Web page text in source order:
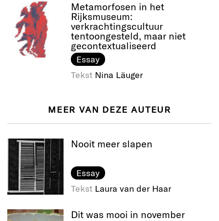
Metamorfosen in het
Rijksmuseum:
verkrachtingscultuur
tentoongesteld, maar niet
gecontextualiseerd
Essay
Tekst Nina Läuger
MEER VAN DEZE AUTEUR
Nooit meer slapen
Essay
Tekst Laura van der Haar
Dit was mooi in november